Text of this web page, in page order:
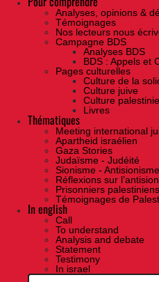
Analyses, opinions &
Témoignages
Nos lecteurs nous
Campagne BDS
Analyses BDS
BDS : Appels et
Pages culturelles
Culture de la
Culture juive
Culture
Livres
Thématiques
Meeting international
Apartheid israélien
Gaza Stories
Judaïsme - Judéité
Sionisme - Antisionisme
Réflexions sur
Prisonniers palestiniens
Témoignages de
In english
Call
To understand
Analysis and debate
Statement
Testimony
In israel